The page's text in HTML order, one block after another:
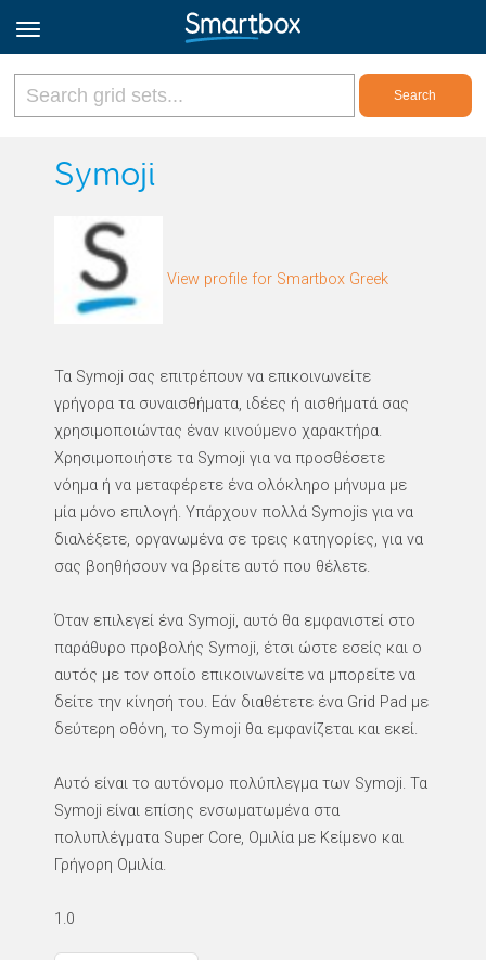
Sign up
Symoji
View profile for Smartbox Greek
Τα Symoji σας επιτρέπουν να επικοινωνείτε
γρήγορα τα συναισθήματα, ιδέες ή αισθήματά σας
χρησιμοποιώντας έναν κινούμενο χαρακτήρα.
Χρησιμοποιήστε τα Symoji για να προσθέσετε
νόημα ή να μεταφέρετε ένα ολόκληρο μήνυμα με
μία μόνο επιλογή. Υπάρχουν πολλά Symojis για να
διαλέξετε, οργανωμένα σε τρεις κατηγορίες, για να
σας βοηθήσουν να βρείτε αυτό που θέλετε.
Όταν επιλεγεί ένα Symoji, αυτό θα εμφανιστεί στο
παράθυρο προβολής Symoji, έτσι ώστε εσείς και ο
αυτός με τον οποίο επικοινωνείτε να μπορείτε να
δείτε την κίνησή του. Εάν διαθέτετε ένα Grid Pad με
δεύτερη οθόνη, το Symoji θα εμφανίζεται και εκεί.
Αυτό είναι το αυτόνομο πολύπλεγμα των Symoji. Τα
Symoji είναι επίσης ενσωματωμένα στα
πολυπλέγματα Super Core, Ομιλία με Κείμενο και
Γρήγορη Ομιλία.
1.0